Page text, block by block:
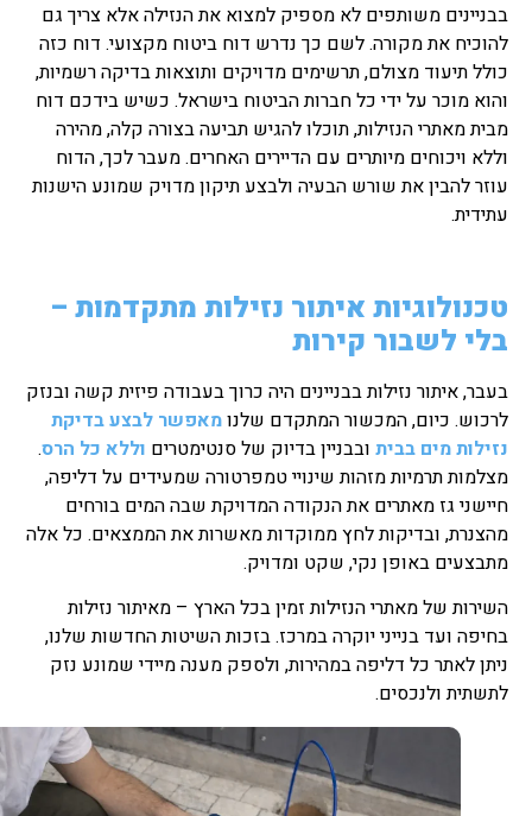
בבניינים משותפים לא מספיק למצוא את הנזילה אלא צריך גם
להוכיח את מקורה. לשם כך נדרש דוח ביטוח מקצועי. דוח כזה
כולל תיעוד מצולם, תרשימים מדויקים ותוצאות בדיקה רשמיות,
והוא מוכר על ידי כל חברות הביטוח בישראל. כשיש בידכם דוח
מבית מאתרי הנזילות, תוכלו להגיש תביעה בצורה קלה, מהירה
וללא ויכוחים מיותרים עם הדיירים האחרים. מעבר לכך, הדוח
עוזר להבין את שורש הבעיה ולבצע תיקון מדויק שמונע הישנות
עתידית.
טכנולוגיות איתור נזילות מתקדמות –
בלי לשבור קירות
בעבר, איתור נזילות בבניינים היה כרוך בעבודה פיזית קשה ובנזק
לרכוש. כיום, המכשור המתקדם שלנומאפשר לבצע בדיקת
נזילות מים בביתובבניין בדיוק של סנטימטריםוללא כל הרס.
מצלמות תרמיות מזהות שינויי טמפרטורה שמעידים על דליפה,
חיישני גז מאתרים את הנקודה המדויקת שבה המים בורחים
מהצנרת, ובדיקות לחץ ממוקדות מאשרות את הממצאים. כל אלה
מתבצעים באופן נקי, שקט ומדויק.
השירות של מאתרי הנזילות זמין בכל הארץ – מאיתור נזילות
בחיפה ועד בנייני יוקרה במרכז. בזכות השיטות החדשות שלנו,
ניתן לאתר כל דליפה במהירות, ולספק מענה מיידי שמונע נזק
לתשתית ולנכסים.